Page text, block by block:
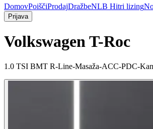
DomovPoiščiProdajDražbeNLB Hitri lizing
Prijava
Volkswagen T-Roc
1.0 TSI BMT R-Line-Masaža-ACC-PDC-